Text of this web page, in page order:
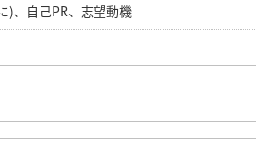
)、自己PR、志望動機